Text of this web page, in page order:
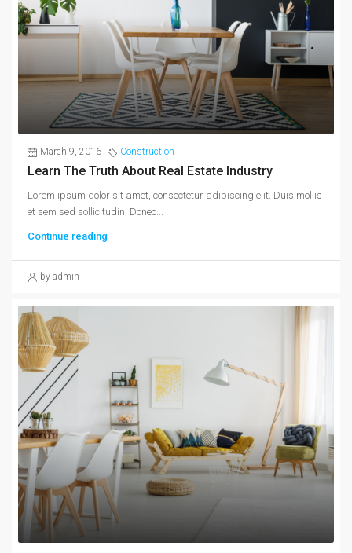
March 9, 2016 Construction
Learn The Truth About Real Estate Industry
Lorem ipsum dolor sit amet, consectetur adipiscing elit. Duis mollis
et sem sed sollicitudin. Donec...
Continue reading
by admin